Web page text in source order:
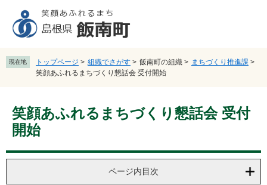
先
頭
を
飛
現在地 トップページ > 組織でさがす > 飯南町の組織 > まちづくり推進課 >
笑顔あふれるまちづくり懇話会 受付開始
文笑顔あふれるまちづくり懇話会 受付
開始
ページ内目次